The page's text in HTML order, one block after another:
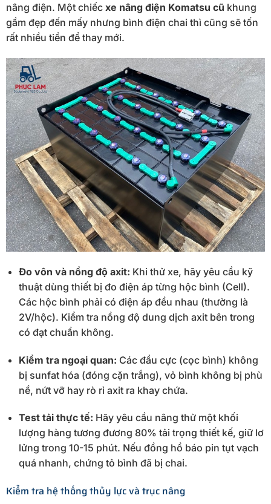
nâng điện. Một chiếc xe nâng điện Komatsu cũ khung
gầm đẹp đến mấy nhưng bình điện chai thì cũng sẽ tốn
rất nhiều tiền để thay mới.
Đo vôn và nồng độ axit: Khi thử xe, hãy yêu cầu kỹ
thuật dùng thiết bị đo điện áp từng hộc bình (Cell).
Các hộc bình phải có điện áp đều nhau (thường là
2V/hộc). Kiểm tra nồng độ dung dịch axit bên trong
có đạt chuẩn không.
Kiểm tra ngoại quan: Các đầu cực (cọc bình) không
bị sunfat hóa (đóng cặn trắng), vỏ bình không bị phù
nề, nứt vỡ hay rò rỉ axit ra khay chứa.
Test tải thực tế: Hãy yêu cầu nâng thử một khối
lượng hàng tương đương 80% tải trọng thiết kế, giữ lơ
lửng trong 10-15 phút. Nếu đồng hồ báo pin tụt vạch
quá nhanh, chứng tỏ bình đã bị chai.
Kiểm tra hệ thống thủy lực và trục nâng